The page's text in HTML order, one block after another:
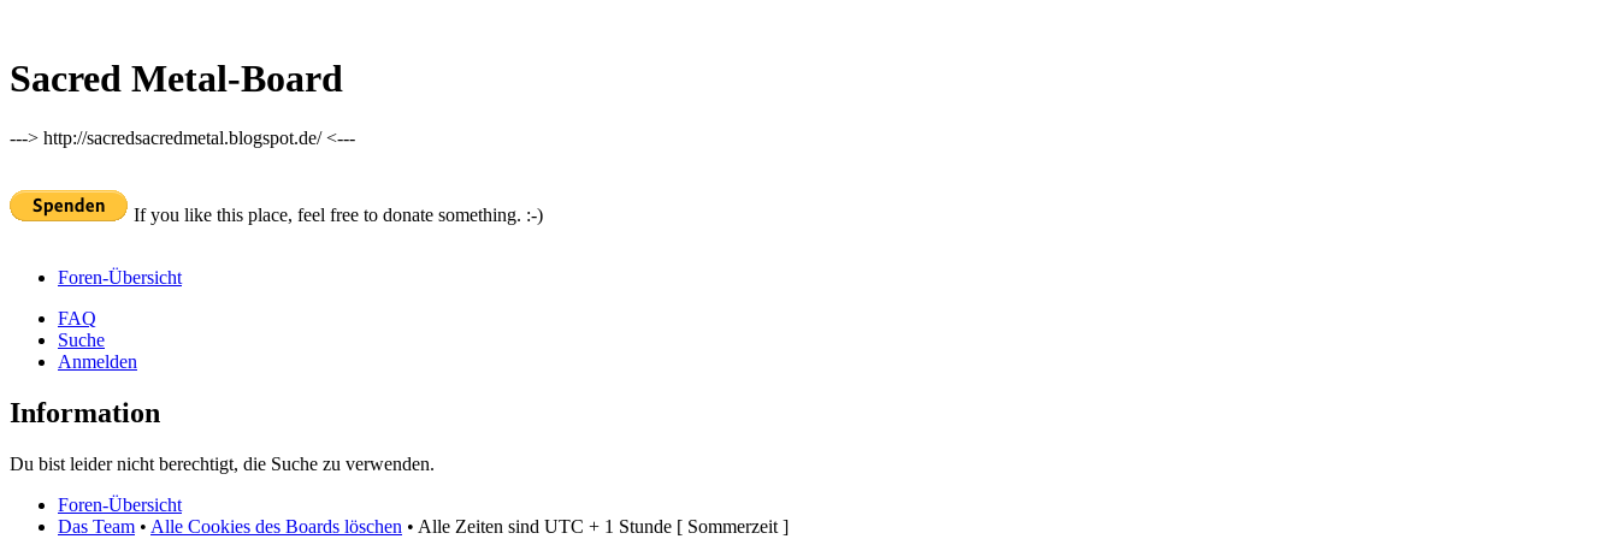
Sacred Metal-Board
---> http://sacredsacredmetal.blogspot.de/ <---
If you like this place, feel free to donate something. :-)
Foren-Übersicht
FAQ
Suche
Anmelden
Information
Du bist leider nicht berechtigt, die Suche zu verwenden.
Foren-Übersicht
Das Team • Alle Cookies des Boards löschen • Alle Zeiten sind UTC + 1 Stunde [ Sommerzeit ]